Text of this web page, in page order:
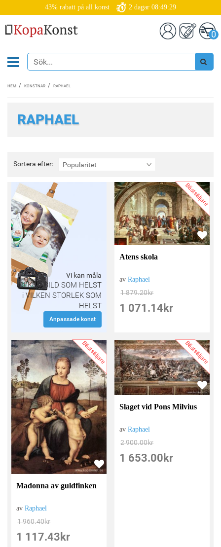
43% rabatt på all konst 2 dagar 08:49:27
0
HEM KONSTNÄR RAPHAEL
RAPHAEL
Sortera efter: Popularitet
Sortera
efter:
Vi kan måla
VILKEN BILD SOM HELST
i VILKEN STORLEK SOM
HELST
Anpassade konst
Bästsäljare
Atens skola
avRaphael
1 879.20kr
1 071.14 kr
Bästsäljare
Madonna av guldfinken
avRaphael
1 960.40kr
1 117.43 kr
Bästsäljare
Slaget vid Pons Milvius
avRaphael
2 900.00kr
1 653.00 kr